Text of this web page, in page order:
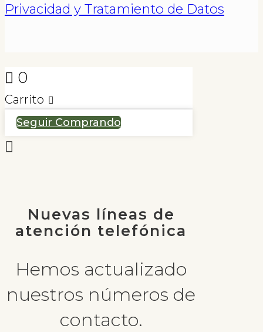
Privacidad y Tratamiento de Datos
0
Carrito
Seguir Comprando
Nuevas líneas de
atención telefónica
Hemos actualizado
nuestros números de
contacto.